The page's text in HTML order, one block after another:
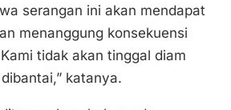
serangan ini akan mendapat
menanggung konsekuensi
tidak akan tinggal diam
katanya.